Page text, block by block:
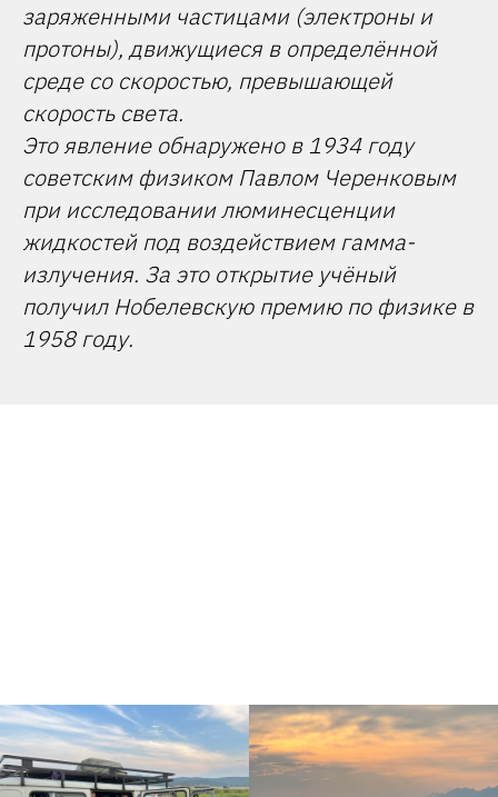
заряженными частицами (электроны и
протоны), движущиеся в определённой
среде со скоростью, превышающей
скорость света.
Это явление обнаружено в 1934 году
советским физиком Павлом Черенковым
при исследовании люминесценции
жидкостей под воздействием гамма-
излучения. За это открытие учёный
получил Нобелевскую премию по физике в
1958 году.